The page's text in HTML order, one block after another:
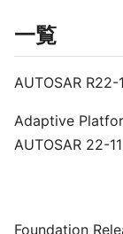
一覧
AUTOSAR R22-
Adaptive
AUTOSAR 22-
Foundation